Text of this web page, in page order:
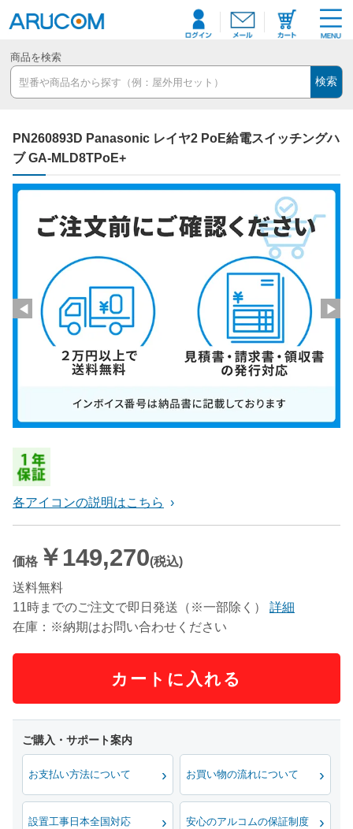
商品を検索
検索
PN260893D Panasonic レイヤ2 PoE給電スイッチングハ
ブ GA-MLD8TPoE+
◀ ▶
各アイコンの説明はこちら
価格 ￥149,270(税込)
送料無料
11時までのご注文で即日発送（※一部除く）
詳細
在庫：※納期はお問い合わせください
カートに入れる
お支払い方法について お買い物の流れについて
設置工事日本全国対応 安心のアルコムの保証制度